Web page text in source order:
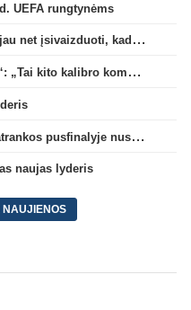
UEFA rungtynėms
M. Capanas: „Prieš pusmetį negalėjau net įsivaizduoti, kad žaisime prieš „Hajduk“
A. Skerla prieš dvikovą su „Hajduk“: „Tai kito kalibro komanda“
Persvaros neišsaugojusi „Gintra“ atrankos pusfinalyje nusileido Škotijos čempionėms
naujas lyderis
NAUJIENOS